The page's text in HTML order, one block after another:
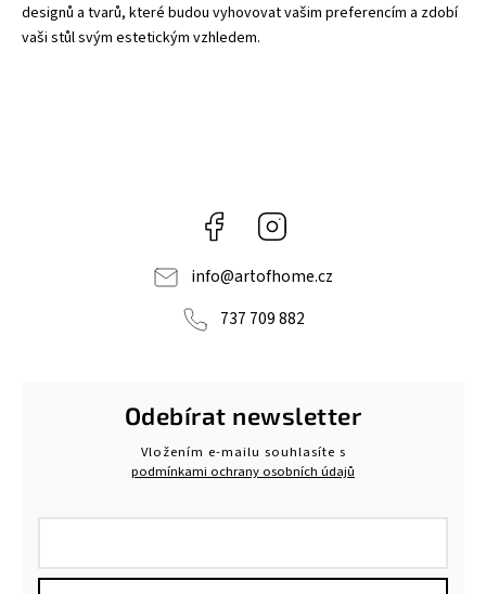
designů a tvarů, které budou vyhovovat vašim preferencím a zdobí
vaši stůl svým estetickým vzhledem.
Facebook
info@artofhome.cz
737 709 882
Odebírat newsletter
Vložením e-mailu souhlasíte s
podmínkami ochrany osobních údajů